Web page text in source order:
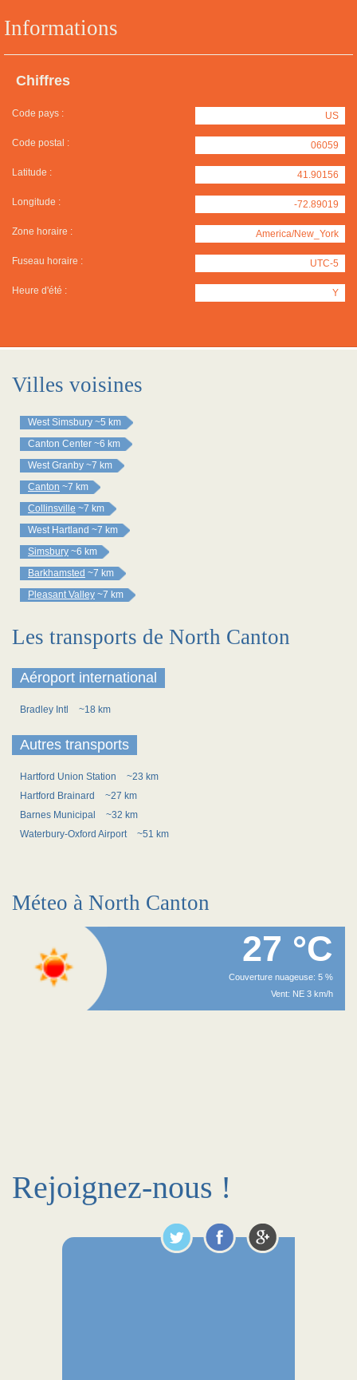
Informations
Chiffres
Code pays : US
Code postal : 06059
Latitude : 41.90156
Longitude : -72.89019
Zone horaire : America/New_York
Fuseau horaire : UTC-5
Heure d'été : Y
Villes voisines
West Simsbury ~5 km
Canton Center ~6 km
West Granby ~7 km
Canton ~7 km
Collinsville ~7 km
West Hartland ~7 km
Simsbury ~6 km
Barkhamsted ~7 km
Pleasant Valley ~7 km
Les transports de North Canton
Aéroport international
Bradley Intl ~18 km
Autres transports
Hartford Union Station
~23 km
Hartford Brainard
~27 km
Barnes Municipal
~32 km
Waterbury-Oxford Airport
~51 km
Méteo à North Canton
27 °C
Couverture nuageuse: 5 %
Vent: NE 3 km/h
Rejoignez-nous !